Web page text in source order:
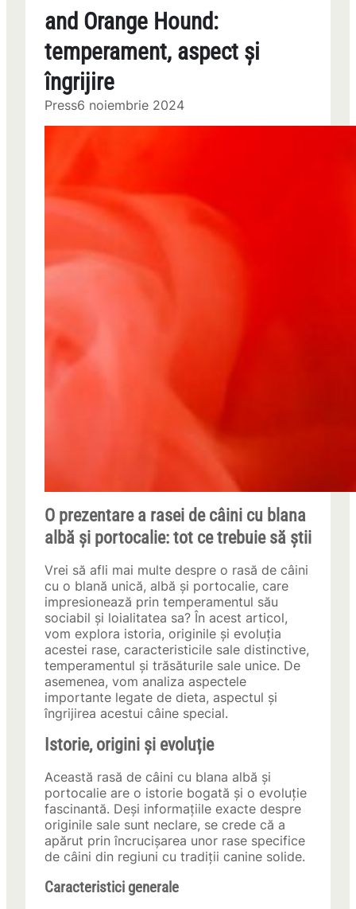
and Orange Hound:
temperament, aspect și
îngrijire
Press6 noiembrie 2024
O prezentare a rasei de câini cu blana
albă și portocalie: tot ce trebuie să știi
Vrei să afli mai multe despre o rasă de câini
cu o blană unică, albă și portocalie, care
impresionează prin temperamentul său
sociabil și loialitatea sa? În acest articol,
vom explora istoria, originile și evoluția
acestei rase, caracteristicile sale distinctive,
temperamentul și trăsăturile sale unice. De
asemenea, vom analiza aspectele
importante legate de dieta, aspectul și
îngrijirea acestui câine special.
Istorie, origini și evoluție
Această rasă de câini cu blana albă și
portocalie are o istorie bogată și o evoluție
fascinantă. Deși informațiile exacte despre
originile sale sunt neclare, se crede că a
apărut prin încrucișarea unor rase specifice
de câini din regiuni cu tradiții canine solide.
Caracteristici generale